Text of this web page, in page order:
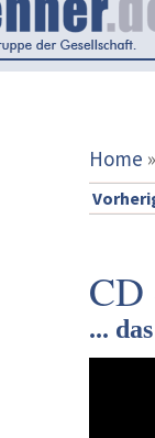
Home »
CD
...